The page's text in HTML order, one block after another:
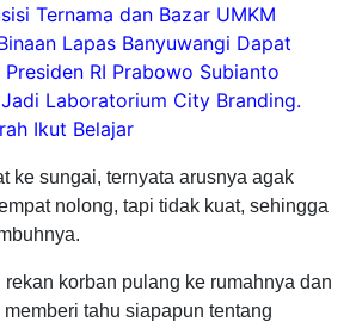
Ternama dan Bazar UMKM
Lapas Banyuwangi Dapat
RI Prabowo Subianto
Laboratorium City Branding.
Ikut Belajar
ke sungai, ternyata arusnya agak
nolong, tapi tidak kuat, sehingga
korban pulang ke rumahnya dan
tahu siapapun tentang